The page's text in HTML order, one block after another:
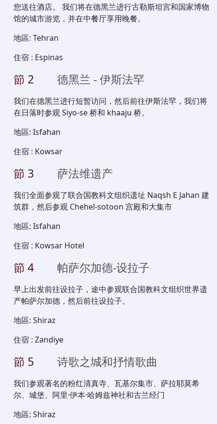
您送往酒店。 我们将在德黑兰进行古勒斯坦宫和国家博物
馆的城市游览，并在中餐厅享用晚餐。
地區: Tehran
住宿 : Espinas
節 2 德黑兰 - 伊斯法罕
我们在德黑兰进行短暂访问，然后前往伊斯法罕，我们将
在日落时参观 Siyo-se 桥和 khaaju 桥。
地區: Isfahan
住宿 : Kowsar
節 3 萨法维遗产
我们全面参观了联合国教科文组织遗址 Naqsh E Jahan 建
筑群，然后参观 Chehel-sotoon 宫殿和大集市
地區: Isfahan
住宿 : Kowsar Hotel
節 4 帕萨尔加德-设拉子
早上出发前往设拉子，途中参观联合国教科文组织世界遗
产帕萨尔加德，然后前往设拉子。
地區: Shiraz
住宿 : Zandiye
節 5 诗歌之城和抒情歌曲
我们参观著名的粉红清真寺、瓦基尔集市、萨拉耶莫希
尔、城堡、阿里·伊本·哈姆兹神社和古兰经门
地區: Shiraz